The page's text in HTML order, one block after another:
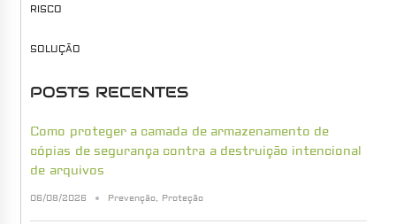
RISCO
SOLUÇÃO
POSTS RECENTES
Como proteger a camada de armazenamento de
cópias de segurança contra a destruição intencional
de arquivos
06/08/2026 Prevenção Proteção